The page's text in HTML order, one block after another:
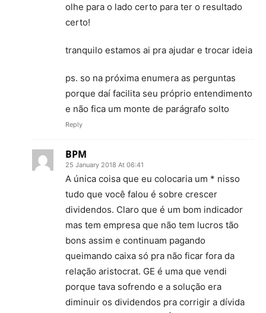
olhe para o lado certo para ter o resultado
certo!
tranquilo estamos ai pra ajudar e trocar ideia
ps. so na próxima enumera as perguntas
porque daí facilita seu próprio entendimento
e não fica um monte de parágrafo solto
Reply
BPM
25 January 2018 At 06:41
A única coisa que eu colocaria um * nisso
tudo que você falou é sobre crescer
dividendos. Claro que é um bom indicador
mas tem empresa que não tem lucros tão
bons assim e continuam pagando
queimando caixa só pra não ficar fora da
relação aristocrat. GE é uma que vendi
porque tava sofrendo e a solução era
diminuir os dividendos pra corrigir a dívida